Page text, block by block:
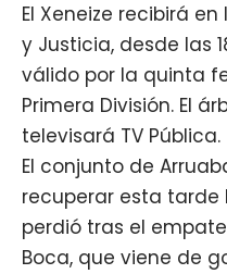
El Xeneize recibirá
y Justicia, desde las
válido por la quinta
Primera División. El
televisará TV Pública.
El conjunto de
recuperar esta
perdió tras el
Boca, que viene de